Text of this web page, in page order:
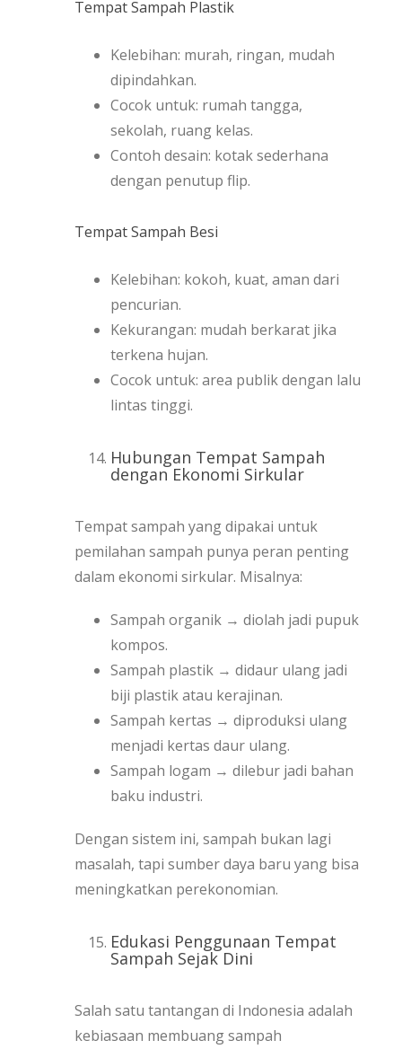
Tempat Sampah Plastik
Kelebihan: murah, ringan, mudah
dipindahkan.
Cocok untuk: rumah tangga,
sekolah, ruang kelas.
Contoh desain: kotak sederhana
dengan penutup flip.
Tempat Sampah Besi
Kelebihan: kokoh, kuat, aman dari
pencurian.
Kekurangan: mudah berkarat jika
terkena hujan.
Cocok untuk: area publik dengan lalu
lintas tinggi.
Hubungan Tempat Sampah
dengan Ekonomi Sirkular
Tempat sampah yang dipakai untuk
pemilahan sampah punya peran penting
dalam ekonomi sirkular. Misalnya:
Sampah organik → diolah jadi pupuk
kompos.
Sampah plastik → didaur ulang jadi
biji plastik atau kerajinan.
Sampah kertas → diproduksi ulang
menjadi kertas daur ulang.
Sampah logam → dilebur jadi bahan
baku industri.
Dengan sistem ini, sampah bukan lagi
masalah, tapi sumber daya baru yang bisa
meningkatkan perekonomian.
Edukasi Penggunaan Tempat
Sampah Sejak Dini
Salah satu tantangan di Indonesia adalah
kebiasaan membuang sampah